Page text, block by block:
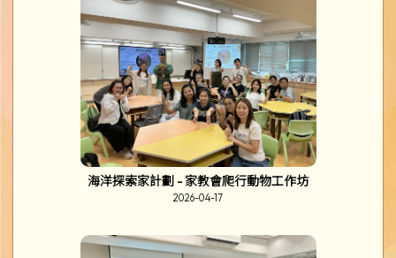
海洋探索家計劃 - 家教會爬行動物工作坊
2026-04-17